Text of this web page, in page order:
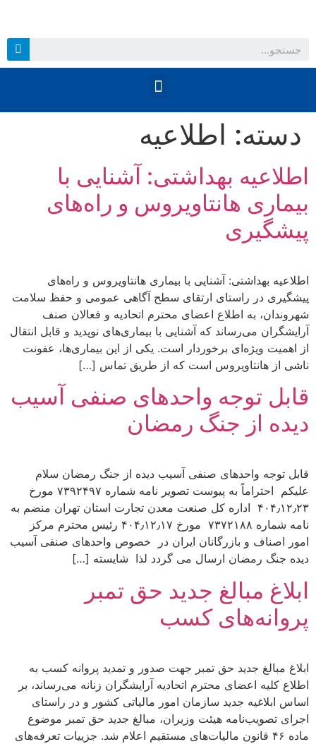
دسته: اطلاعیه
اطلاعیه بهداشتی: آشنایی با
بیماری هانتاویروس و راه‌های
پیشگیری
اطلاعیه بهداشتی: آشنایی با بیماری هانتاویروس و راه‌های
پیشگیری در راستای ارتقای سطح آگاهی عمومی و حفظ سلامت
شهروندان، به اطلاع اعضای محترم اتحادیه و فعالان صنف
آرایشگران می‌رساند که آشنایی با بیماری‌های نوپدید و قابل انتقال
از اهمیت ویژه‌ای برخوردار است. یکی از این بیماری‌ها، عفونت
ناشی از هانتاویروس است که از طریق تماس […]
قابل توجه واحدهای صنفی آسیب
دیده از جنگ رمضان
قابل توجه واحدهای صنفی آسیب دیده از جنگ رمضان سلام
علیکم احتراماً به پیوست تصویر نامه شماره ۷۳۹۲۴۹۷ مورخ
۴۰۴٫۱۲٫۲۳ اداره کل صنعت معدن تجارت استان تهران منضم به
نامه شماره ۷۳۷۲۱۸۸ مورخ ۴۰۴٫۱۲٫۱۷ رئیس محترم مرکز
امور اصناف و بازرگانان ایران در خصوص واحدهای صنفی آسیب
دیده جنگ رمضان ارسال می گردد لذا شایسته […]
ابلاغ مبالغ جدید حق تمبر
پروانه‌های کسب
ابلاغ مبالغ جدید حق تمبر جهت صدور و تمدید پروانه کسب به
اطلاع کلیه اعضای محترم اتحادیه آرایشگران زنانه می‌رساند، بر
اساس ابلاغیه جدید سازمان امور مالیاتی کشور و در راستای
اجرای تصویب‌نامه هیئت وزیران، مبالغ جدید حق تمبر موضوع
ماده ۴۶ قانون مالیات‌های مستقیم اعلام شد. جزییات تعرفه‌های